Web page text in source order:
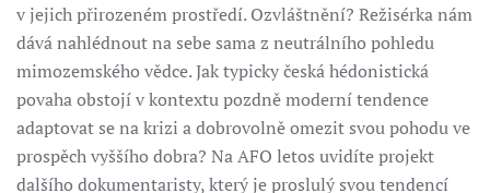
v jejich přirozeném prostředí. Ozvláštnění? Režisérka nám
dává nahlédnout na sebe sama z neutrálního pohledu
mimozemského vědce. Jak typicky česká hédonistická
povaha obstojí v kontextu pozdně moderní tendence
adaptovat se na krizi a dobrovolně omezit svou pohodu ve
prospěch vyššího dobra? Na AFO letos uvidíte projekt
dalšího dokumentaristy, který je proslulý svou tendencí